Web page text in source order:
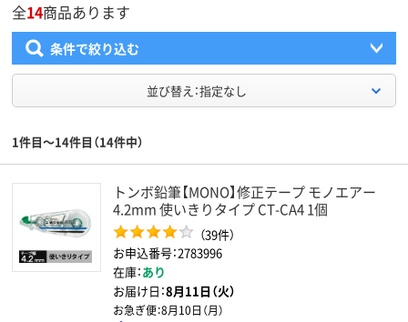
全14商品あります
条件で絞り込む
並び替え：指定なし
1件目～14件目（14件中）
トンボ鉛筆【MONO】修正テープ モノエアー
4.2mm 使いきりタイプ CT-CA4 1個
（39件）
お申込番号：2783996
在庫：あり
お届け日：8月11日（火）
お急ぎ便：8月10日（月）